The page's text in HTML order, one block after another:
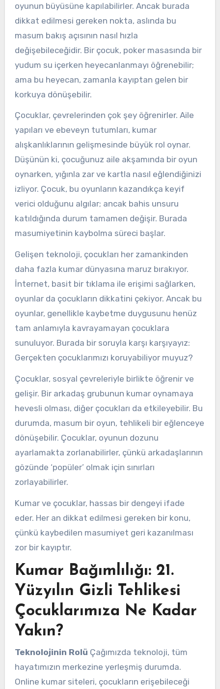
oyunun büyüsüne kapılabilirler. Ancak burada
dikkat edilmesi gereken nokta, aslında bu
masum bakış açısının nasıl hızla
değişebileceğidir. Bir çocuk, poker masasında bir
yudum su içerken heyecanlanmayı öğrenebilir;
ama bu heyecan, zamanla kayıptan gelen bir
korkuya dönüşebilir.
Çocuklar, çevrelerinden çok şey öğrenirler. Aile
yapıları ve ebeveyn tutumları, kumar
alışkanlıklarının gelişmesinde büyük rol oynar.
Düşünün ki, çocuğunuz aile akşamında bir oyun
oynarken, yığınla zar ve kartla nasıl eğlendiğinizi
izliyor. Çocuk, bu oyunların kazandıkça keyif
verici olduğunu algılar; ancak bahis unsuru
katıldığında durum tamamen değişir. Burada
masumiyetinin kaybolma süreci başlar.
Gelişen teknoloji, çocukları her zamankinden
daha fazla kumar dünyasına maruz bırakıyor.
İnternet, basit bir tıklama ile erişimi sağlarken,
oyunlar da çocukların dikkatini çekiyor. Ancak bu
oyunlar, genellikle kaybetme duygusunu henüz
tam anlamıyla kavrayamayan çocuklara
sunuluyor. Burada bir soruyla karşı karşıyayız:
Gerçekten çocuklarımızı koruyabiliyor muyuz?
Çocuklar, sosyal çevreleriyle birlikte öğrenir ve
gelişir. Bir arkadaş grubunun kumar oynamaya
hevesli olması, diğer çocukları da etkileyebilir. Bu
durumda, masum bir oyun, tehlikeli bir eğlenceye
dönüşebilir. Çocuklar, oyunun dozunu
ayarlamakta zorlanabilirler, çünkü arkadaşlarının
gözünde ‘popüler’ olmak için sınırları
zorlayabilirler.
Kumar ve çocuklar, hassas bir dengeyi ifade
eder. Her an dikkat edilmesi gereken bir konu,
çünkü kaybedilen masumiyet geri kazanılması
zor bir kayıptır.
Kumar Bağımlılığı: 21.
Yüzyılın Gizli Tehlikesi
Çocuklarımıza Ne Kadar
Yakın?
Teknolojinin Rolü Çağımızda teknoloji, tüm
hayatımızın merkezine yerleşmiş durumda.
Online kumar siteleri, çocukların erişebileceği